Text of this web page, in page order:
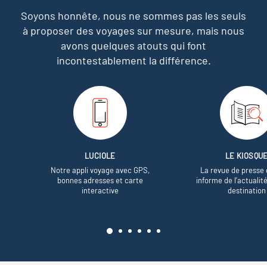
Soyons honnête, nous ne sommes pas les seuls
à proposer des voyages sur mesure, mais nous
avons quelques atouts qui font
incontestablement la différence.
LUCIOLE
Notre appli voyage avec GPS,
bonnes adresses et carte
interactive
LE
La revue de presse
informe de
destination